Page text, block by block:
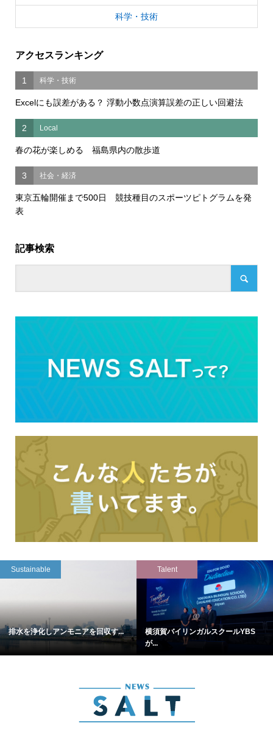
科学・技術
アクセスランキング
1 科学・技術
Excelにも誤差がある？ 浮動小数点演算誤差の正しい回避法
2 Local
春の花が楽しめる 福島県内の散歩道
3 社会・経済
東京五輪開催まで500日 競技種目のスポーツピトグラムを発
表
記事検索
Sustainable
排水を浄化しアンモニアを回収す...
Talent
横須賀バイリンガルスクールYBS
が...